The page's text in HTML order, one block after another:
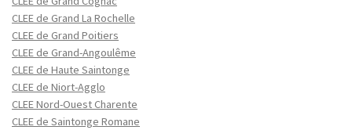
CLEE de Grand La Rochelle
CLEE de Grand Poitiers
CLEE de Grand-Angoulême
CLEE de Haute Saintonge
CLEE de Niort-Agglo
CLEE Nord-Ouest Charente
CLEE de Saintonge Romane